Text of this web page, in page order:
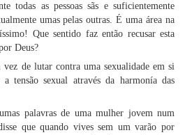
todas as pessoas sãs e suficientemente
umas pelas outras. É uma área na
Que sentido faz então recusar esta
Deus?
de lutar contra uma sexualidade em si
tensão sexual através da harmonía das
palavras de uma mulher jovem num
que quando vives sem um varão por